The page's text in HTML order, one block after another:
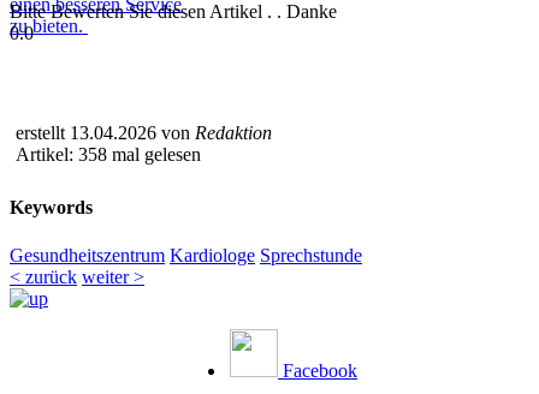
Bitte Bewerten Sie diesen Artikel . . Danke
0.0
erstellt 13.04.2026 von Redaktion
Artikel: 358 mal gelesen
Keywords
Gesundheitszentrum Kardiologe Sprechstunde
< zurück weiter >
Facebook